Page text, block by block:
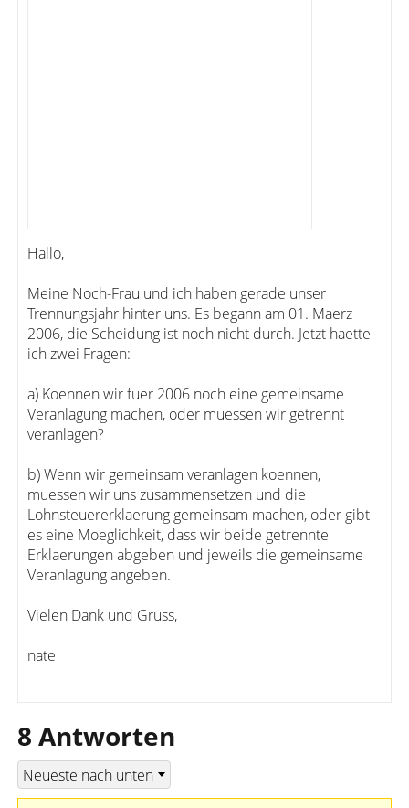
Hallo,
Meine Noch-Frau und ich haben gerade unser
Trennungsjahr hinter uns. Es begann am 01. Maerz
2006, die Scheidung ist noch nicht durch. Jetzt haette
ich zwei Fragen:
a) Koennen wir fuer 2006 noch eine gemeinsame
Veranlagung machen, oder muessen wir getrennt
veranlagen?
b) Wenn wir gemeinsam veranlagen koennen,
muessen wir uns zusammensetzen und die
Lohnsteuererklaerung gemeinsam machen, oder gibt
es eine Moeglichkeit, dass wir beide getrennte
Erklaerungen abgeben und jeweils die gemeinsame
Veranlagung angeben.
Vielen Dank und Gruss,
nate
8 Antworten